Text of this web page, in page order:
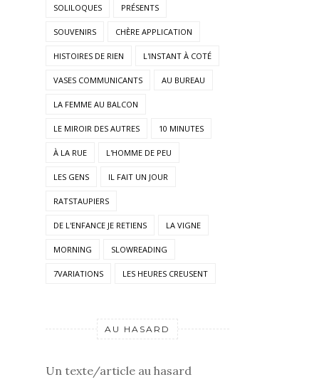
SOLILOQUES PRÉSENTS
SOUVENIRS CHÈRE APPLICATION
HISTOIRES DE RIEN L'INSTANT À COTÉ
VASES COMMUNICANTS AU BUREAU
LA FEMME AU BALCON
LE MIROIR DES AUTRES 10 MINUTES
À LA RUE L'HOMME DE PEU
LES GENS IL FAIT UN JOUR
RATSTAUPIERS
DE L'ENFANCE JE RETIENS LA VIGNE
MORNING SLOWREADING
7VARIATIONS LES HEURES CREUSENT
AU HASARD
Un texte/article au hasard